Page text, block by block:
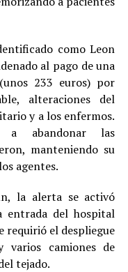
como Leon
al pago de una
233 euros) por
alteraciones del
y a los enfermos.
a abandonar las
manteniendo su
agentes.
la alerta se activó
entrada del hospital
requirió el despliegue
camiones de
tejado.